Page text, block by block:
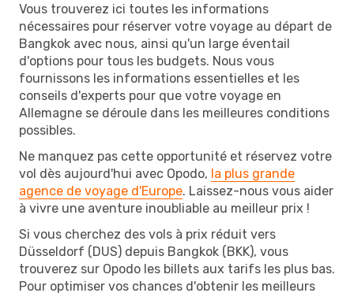
Vous trouverez ici toutes les informations
nécessaires pour réserver votre voyage au départ de
Bangkok avec nous, ainsi qu'un large éventail
d'options pour tous les budgets. Nous vous
fournissons les informations essentielles et les
conseils d'experts pour que votre voyage en
Allemagne se déroule dans les meilleures conditions
possibles.
Ne manquez pas cette opportunité et réservez votre
vol dès aujourd'hui avec Opodo, la plus grande
agence de voyage d'Europe. Laissez-nous vous aider
à vivre une aventure inoubliable au meilleur prix !
Si vous cherchez des vols à prix réduit vers
Düsseldorf (DUS) depuis Bangkok (BKK), vous
trouverez sur Opodo les billets aux tarifs les plus bas.
Pour optimiser vos chances d'obtenir les meilleurs